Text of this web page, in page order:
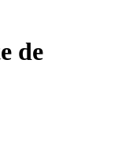
de